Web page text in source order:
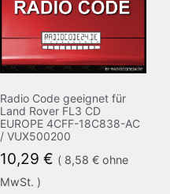
Radio Code geeignet für
Land Rover FL3 CD
EUROPE 4CFF-18C838-AC
/ VUX500200
10,29 € ( 8,58 €ohne
MwSt. )